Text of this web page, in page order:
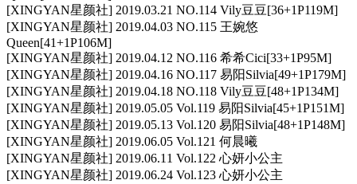
[XINGYAN星颜社] 2019.03.21 NO.114 Vily豆豆[36+1P119M]
[XINGYAN星颜社] 2019.04.03 NO.115 王婉悠
Queen[41+1P106M]
[XINGYAN星颜社] 2019.04.12 NO.116 希希Cici[33+1P95M]
[XINGYAN星颜社] 2019.04.16 NO.117 易阳Silvia[49+1P179M]
[XINGYAN星颜社] 2019.04.18 NO.118 Vily豆豆[48+1P134M]
[XINGYAN星颜社] 2019.05.05 Vol.119 易阳Silvia[45+1P151M]
[XINGYAN星颜社] 2019.05.13 Vol.120 易阳Silvia[48+1P148M]
[XINGYAN星颜社] 2019.06.05 Vol.121 何晨曦
[XINGYAN星颜社] 2019.06.11 Vol.122 心妍小公主
[XINGYAN星颜社] 2019.06.24 Vol.123 心妍小公主